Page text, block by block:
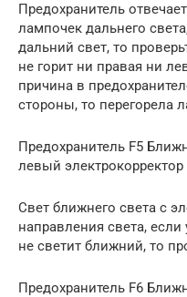
Предохранитель
лампочек дальнего
дальний свет, то
не горит ни правая ни
причина в
стороны, то перегорела
Предохранитель F5
левый
Свет ближнего света с
направления света, если
не светит ближний, то
Предохранитель F6